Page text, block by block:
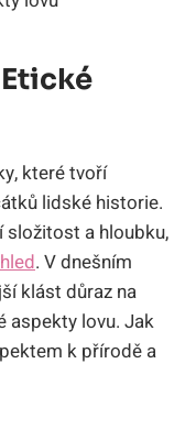
které tvoří
lidské historie.
složitost a hloubku,
. V dnešním
klást důraz na
aspekty lovu. Jak
k přírodě a